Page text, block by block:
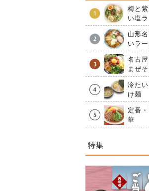
梅と
い塩
山形
いラ
名古
まぜ
冷た
け麺
定番
華
特集